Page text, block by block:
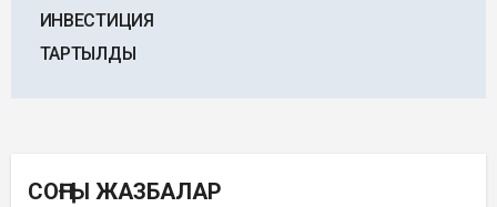
ИНВЕСТИЦИЯ
ТАРТЫЛДЫ
СОҢҒЫ ЖАЗБАЛАР